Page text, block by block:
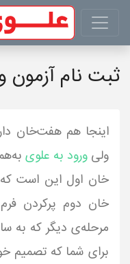
ثبت نام آزمون
اینجا هم هفت‌خان
ولی ورود به علوی
خان اول این است که
خان دوم پرکردن
مرحله‌ی دیگر که به
برای شما که تصمیم